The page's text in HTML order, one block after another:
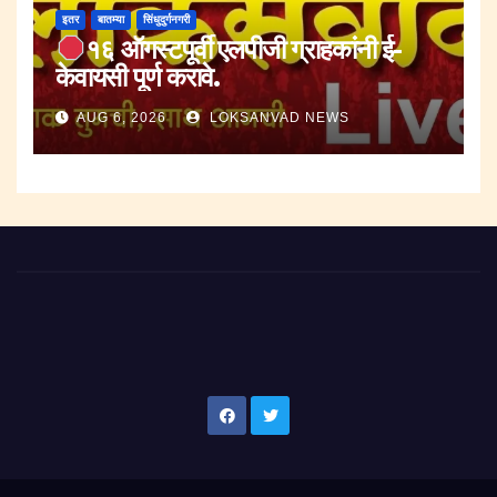
इतर बातम्या सिंधुदुर्गनगरी
१६ ऑगस्टपूर्वी एलपीजी ग्राहकांनी ई-
केवायसी पूर्ण करावे.
AUG 6, 2026 LOKSANVAD NEWS